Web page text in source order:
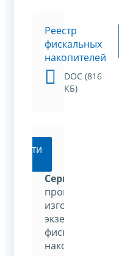
Реестр
фискальных
накопителей
DOC (816
КБ)
Перейти
Сервис
проверки
изготовленных
экземпляров
фискальных
накопителей.